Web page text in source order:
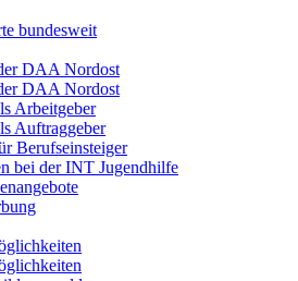
bundesweit
DAA Nordost
DAA Nordost
Arbeitgeber
Auftraggeber
Berufseinsteiger
bei der INT Jugendhilfe